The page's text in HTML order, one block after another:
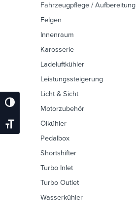
Umschalten Auf Hohe Kontraste
Schrift Vergrößern
Fahrzeugpflege / Aufbereitung
Felgen
Innenraum
Karosserie
Ladeluftkühler
Leistungssteigerung
Licht & Sicht
Motorzubehör
Ölkühler
Pedalbox
Shortshifter
Turbo Inlet
Turbo Outlet
Wasserkühler